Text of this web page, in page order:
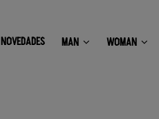
NOVEDADES MAN WOMAN